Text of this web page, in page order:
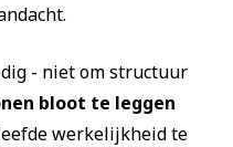
- niet om structuur
bloot te leggen
werkelijkheid te